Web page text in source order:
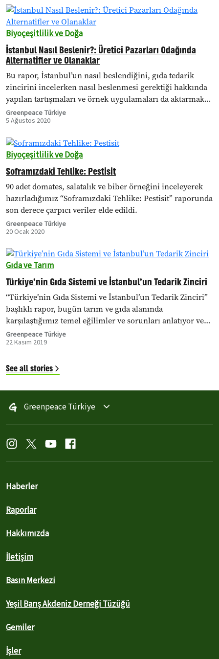
Biyoçeşitlilik ve Doğa
İstanbul Nasıl Beslenir?: Üretici Pazarları Odağında
Alternatifler ve Olanaklar
Bu rapor, İstanbul’un nasıl beslendiğini, gıda tedarik
zincirini incelerken nasıl beslenmesi gerektiği hakkında
yapılan tartışmaları ve örnek uygulamaları da aktarmakta,
alternatif gıda tedarik sistemleri içinden bu kadar büyük
bir metropol için toplumsal ve ekolojik olarak en
Greenpeace Türkiye
5 Ağustos 2020
Biyoçeşitlilik ve Doğa
Soframızdaki Tehlike: Pestisit
90 adet domates, salatalık ve biber örneğini inceleyerek
hazırladığımız “Soframızdaki Tehlike: Pestisit” raporunda
son derece çarpıcı veriler elde edildi.
Greenpeace Türkiye
20 Ocak 2020
Gıda ve Tarım
Türkiye’nin Gıda Sistemi ve İstanbul’un Tedarik Zinciri
“Türkiye’nin Gıda Sistemi ve İstanbul’un Tedarik Zinciri”
başlıklı rapor, bugün tarım ve gıda alanında
karşılaştığımız temel eğilimler ve sorunları anlatıyor ve
çözüm önerileri sunuyor.
Greenpeace Türkiye
22 Kasım 2019
See all stories
Greenpeace Türkiye
Haberler
Raporlar
Hakkımızda
İletişim
Basın Merkezi
Yeşil Barış Akdeniz Derneği Tüzüğü
Gemiler
İşler